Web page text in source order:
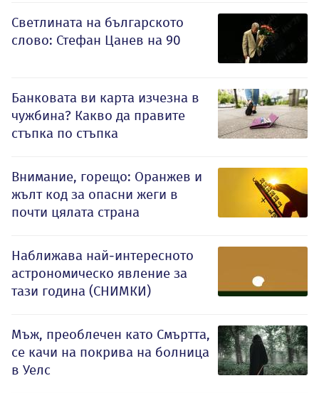
Светлината на българското
слово: Стефан Цанев на 90
Банковата ви карта изчезна в
чужбина? Какво да правите
стъпка по стъпка
Внимание, горещо: Оранжев и
жълт код за опасни жеги в
почти цялата страна
Наближава най-интересното
астрономическо явление за
тази година (СНИМКИ)
Мъж, преоблечен като Смъртта,
се качи на покрива на болница
в Уелс